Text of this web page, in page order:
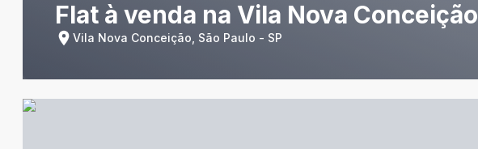
Flat à venda na Vila Nova Conceição
Vila Nova Conceição, São Paulo - SP